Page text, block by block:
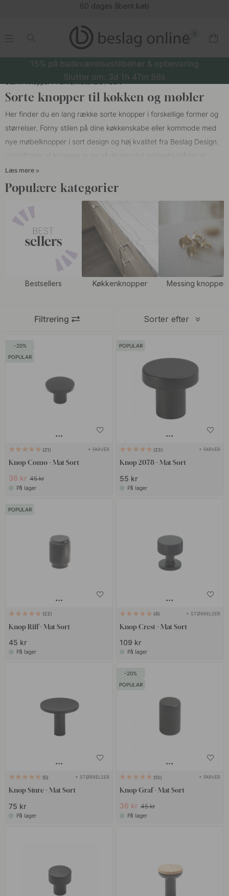
.
0
.
15% på badeværelsestilbehør & opbevaring
Slutter om: 3d 1h 47m 55s
Start Knopper Farve/Materiale Sort
Sorte knopper til køkken og møbler
Her finder du en lang række sorte knopper i forskellige former og
størrelser. Forny stilen på dine køkkenskabe eller kommode med
nye møbelknopper i sort design og høj kvalitet fra Beslag Design.
renovere et hjem, knopper er en vigtig detalje for det indre af
hjemmet, men har også en betydelig funktion, der gør skuffer og
skabe nemme at åbne. Vores sorte knopper fås i både moderne
stil og tidløst design såvel som i forskellige materialer lige fra zink,
stål til messing. Vi har knopper til enhver smag og stil, sæt dine
individuelle følelser i hjemmet med nye knopper. Vores knopper er
også i samme serie og stil som vores sorte greb
, så du nemt kan
binde stilen til dit hjem sammen.
Læs mere
Populære kategorier
Bestsellers Køkkenknopper Messing knopper
Sorter efter
Filtrering
20
POPULAR
21 + FARVER
Knop Como - Mat Sort
36 kr 45 kr
På lager
POPULAR
23 + FARVER
Knop 2078 - Mat Sort
55 kr
På lager
POPULAR
22
Knop Riff - Mat Sort
45 kr
På lager
4 + STØRRELSER
Knop Crest - Mat Sort
109 kr
På lager
5 + STØRRELSER
Knop Sture - Mat Sort
75 kr
På lager
20
POPULAR
13 + FARVER
Knop Graf - Mat Sort
36 kr 45 kr
På lager